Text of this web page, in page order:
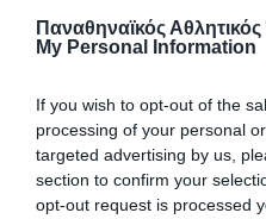
Παναθηναϊκός
My Personal Information
If you wish to opt-out of the
processing of your personal
targeted advertising by us,
section to confirm your
opt-out request is processed
Η πράσινη
Ο Παναθηναϊκός ήταν ο
τριφυλλιού φαίνεται και
βαθμολογία του ΣΕΓΑΣ σε
28.07.2026 ΣΤΙΒΟΣ